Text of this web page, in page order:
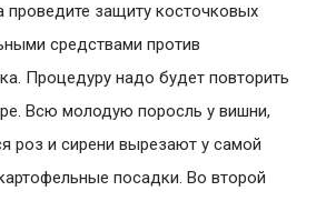
проведите защиту косточковых
средствами против
Процедуру надо будет повторить
Всю молодую поросль у вишни,
роз и сирени вырезают у самой
посадки. Во второй